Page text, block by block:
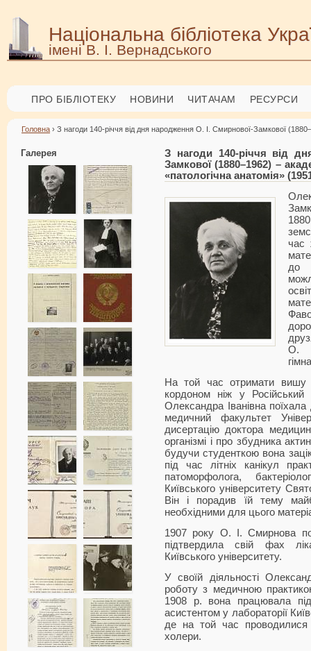
Національна бібліотека
імені В. І. Вернадського
ПРО БІБЛІОТЕКУ НОВИНИ ЧИТАЧАМ РЕСУРСИ
Головна › З нагоди 140-річчя від дня народження О. І. Смирнової-Замкової
Галерея
З нагоди 140-річчя від
Замкової (1880–1962) –
«патологічна анатомія»
час
до
О.
На той час отримати вишу
кордоном ніж у Російський
Олександра Іванівна
медичний факультет
дисертацію доктора
організмі і про збудника
будучи студенткою вона
під час літніх канікул
патоморфолога,
Київського університету
Він і порадив їй тему
необхідними для цього
1907 року О. І. Смирнова
підтвердила свій фах
Київського університету.
У своїй діяльності
роботу з медичною
1908 р. вона працювала
асистентом у лабораторії
де на той час проводилися
холери.